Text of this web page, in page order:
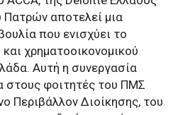
Πατρών αποτελεί μια
που ενισχύει το
χρηματοοικονομικού
Αυτή η συνεργασία
στους φοιτητές του ΠΜΣ
Περιβάλλον Διοίκησης, του